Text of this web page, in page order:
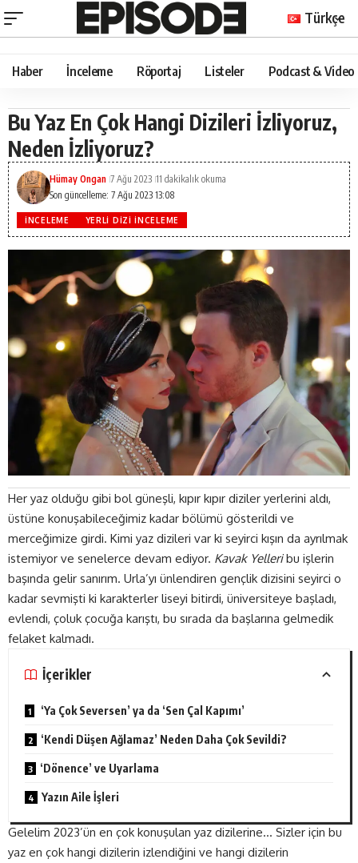
Türkçe
Haber İnceleme Röportaj Listeler Podcast & Video
Bu Yaz En Çok Hangi Dizileri İzliyoruz,
Neden İzliyoruz?
Son güncelleme: 7 Ağu 2023 13:08
Hümay Ongan 7 Ağu 2023 11 dakikalık okuma
İNCELEME YERLI DIZI İNCELEME
Her yaz olduğu gibi bol güneşli, kıpır kıpır diziler yerlerini aldı,
üstüne konuşabileceğimiz kadar bölümü gösterildi ve
merceğimize girdi. Kimi yaz dizileri var ki seyirci kışın da ayrılmak
istemiyor ve senelerce devam ediyor. Kavak Yelleribu işlerin
başında gelir sanırım. Urla’yı ünlendiren gençlik dizisini seyirci o
kadar sevmişti ki karakterler liseyi bitirdi, üniversiteye başladı,
evlendi, çoluk çocuğa karıştı, bu sırada da başlarına gelmedik
felaket kalmadı.
İçerikler
‘Ya Çok Seversen’ ya da ‘Sen Çal Kapımı’
‘Kendi Düşen Ağlamaz’ Neden Daha Çok Sevildi?
‘Dönence’ ve Uyarlama
Yazın Aile İşleri
Gelelim 2023’ün en çok konuşulan yaz dizilerine… Sizler için bu
yaz en çok hangi dizilerin izlendiğini ve hangi dizilerin